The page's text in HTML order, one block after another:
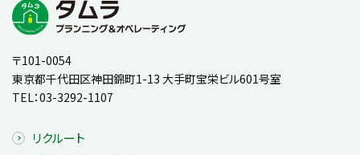
〒101-0054
東京都千代田区神田錦町1-13 大手町宝栄ビル601号室
TEL：03-3292-1107
リクルート